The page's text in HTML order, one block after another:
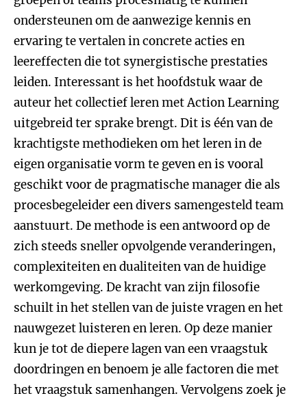
ondersteunen om de aanwezige kennis en
ervaring te vertalen in concrete acties en
leereffecten die tot synergistische prestaties
leiden. Interessant is het hoofdstuk waar de
auteur het collectief leren met Action Learning
uitgebreid ter sprake brengt. Dit is één van de
krachtigste methodieken om het leren in de
eigen organisatie vorm te geven en is vooral
geschikt voor de pragmatische manager die als
procesbegeleider een divers samengesteld team
aanstuurt. De methode is een antwoord op de
zich steeds sneller opvolgende veranderingen,
complexiteiten en dualiteiten van de huidige
werkomgeving. De kracht van zijn filosofie
schuilt in het stellen van de juiste vragen en het
nauwgezet luisteren en leren. Op deze manier
kun je tot de diepere lagen van een vraagstuk
doordringen en benoem je alle factoren die met
het vraagstuk samenhangen. Vervolgens zoek je